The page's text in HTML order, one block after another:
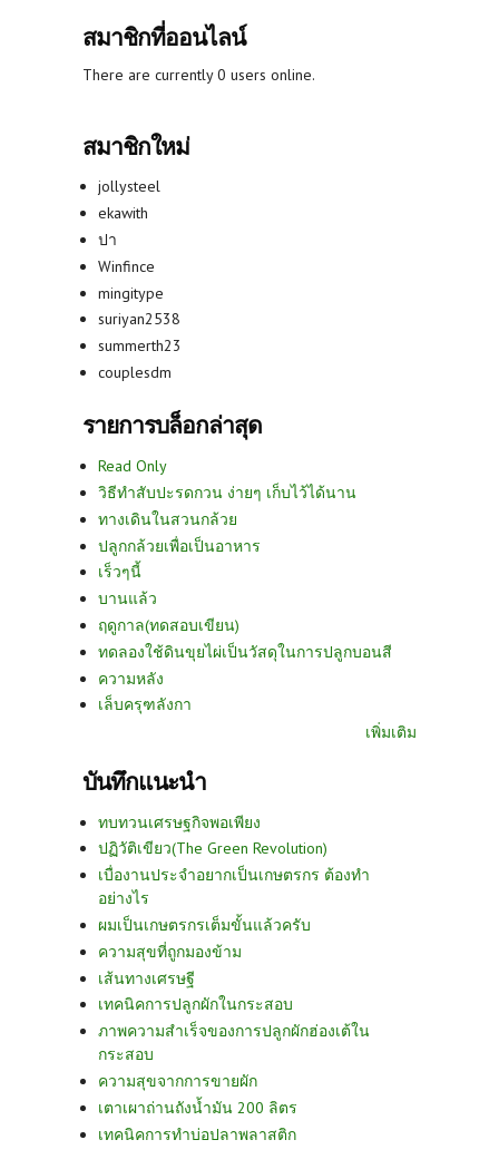
สมาชิกที่ออนไลน์
There are currently 0 users online.
สมาชิกใหม่
jollysteel
ekawith
ปา
Winfince
mingitype
suriyan2538
summerth23
couplesdm
รายการบล็อกล่าสุด
Read Only
วิธีทำสับปะรดกวน ง่ายๆ เก็บไว้ได้นาน
ทางเดินในสวนกล้วย
ปลูกกล้วยเพื่อเป็นอาหาร
เร็วๆนี้
บานแล้ว
ฤดูกาล(ทดสอบเขียน)
ทดลองใช้ดินขุยไผ่เป็นวัสดุในการปลูกบอนสี
ความหลัง
เล็บครุฑลังกา
เพิ่มเติม
บันทึกแนะนำ
ทบทวนเศรษฐกิจพอเพียง
ปฏิวัติเขียว(The Green Revolution)
เบื่องานประจำอยากเป็นเกษตรกร ต้องทำ
อย่างไร
ผมเป็นเกษตรกรเต็มขั้นแล้วครับ
ความสุขที่ถูกมองข้าม
เส้นทางเศรษฐี
เทคนิคการปลูกผักในกระสอบ
ภาพความสำเร็จของการปลูกผักฮ่องเต้ใน
กระสอบ
ความสุขจากการขายผัก
เตาเผาถ่านถังน้ำมัน 200 ลิตร
เทคนิคการทำบ่อปลาพลาสติก